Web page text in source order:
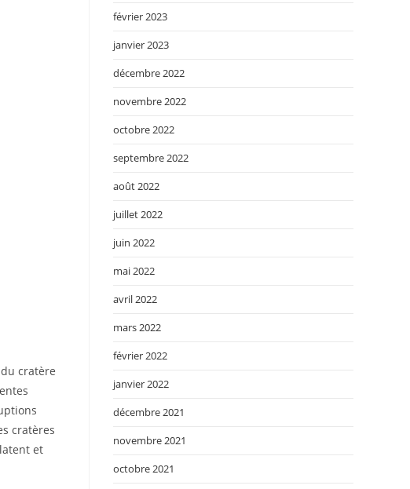
cratère
cratères
et
février 2023
janvier 2023
décembre 2022
novembre 2022
octobre 2022
septembre 2022
août 2022
juillet 2022
juin 2022
mai 2022
avril 2022
mars 2022
février 2022
janvier 2022
décembre 2021
novembre 2021
octobre 2021